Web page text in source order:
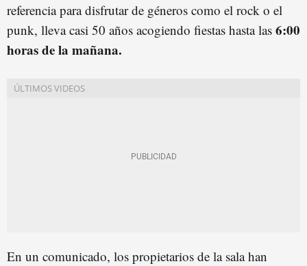
referencia para disfrutar de géneros como el rock o el
punk, lleva casi 50 años acogiendo fiestas hasta las 6:00
horas de la mañana.
En un comunicado, los propietarios de la sala han